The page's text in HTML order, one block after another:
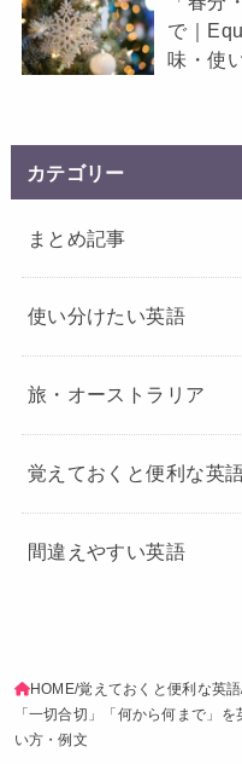
で｜
味・使
カテゴリー
まとめ記事
使い分けたい英語
旅・オーストラリア
覚えておくと便利な英
間違えやすい英語
HOME 覚えておくと便利な英語
「一切合切」「何から何まで」
い方・例文